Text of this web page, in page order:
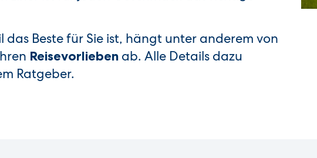
das Beste für Sie ist, hängt unter anderem von
Reisevorlieben ab. Alle Details dazu
Ratgeber.